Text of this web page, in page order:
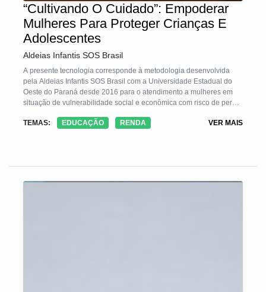
“Cultivando O Cuidado”: Empoderar
Mulheres Para Proteger Crianças E
Adolescentes
Aldeias Infantis SOS Brasil
A presente tecnologia corresponde à metodologia desenvolvida
pela Aldeias Infantis SOS Brasil com a Universidade Estadual do
Oeste do Paraná desde 2016 para o atendimento a mulheres em
situação de vulnerabilidade social e econômica com risco de perda
cuidado com a criança e o adolescente envolvem o bem-estar de
acompanhamento psicológico e direcionamento profissional de
TEMAS: EDUCAÇÃO RENDA VER MAIS